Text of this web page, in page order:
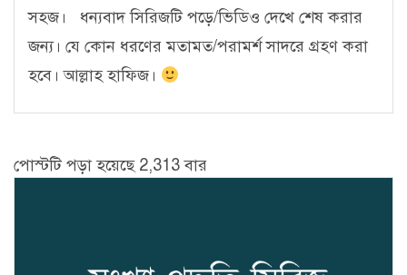
সহজ। ধন্যবাদ সিরিজটি পড়ে/ভিডিও দেখে শেষ করার
জন্য। যে কোন ধরণের মতামত/পরামর্শ সাদরে গ্রহণ করা
হবে। আল্লাহ হাফিজ।
পোস্টটি পড়া হয়েছে 2,313 বার